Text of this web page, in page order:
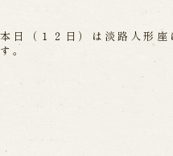
本日（１２日）は淡路人形
す。